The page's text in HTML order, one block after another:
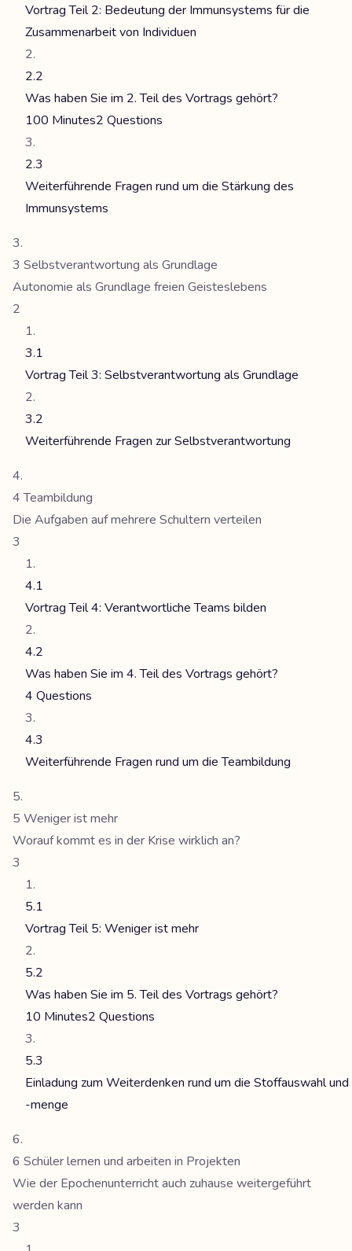
Vortrag Teil 2: Bedeutung der Immunsystems für die
Zusammenarbeit von Individuen
2.2
Was haben Sie im 2. Teil des Vortrags gehört?
100 Minutes2 Questions
2.3
Weiterführende Fragen rund um die Stärkung des
Immunsystems
3 Selbstverantwortung als Grundlage
Autonomie als Grundlage freien Geisteslebens
2
3.1
Vortrag Teil 3: Selbstverantwortung als Grundlage
3.2
Weiterführende Fragen zur Selbstverantwortung
4 Teambildung
Die Aufgaben auf mehrere Schultern verteilen
3
4.1
Vortrag Teil 4: Verantwortliche Teams bilden
4.2
Was haben Sie im 4. Teil des Vortrags gehört?
4 Questions
4.3
Weiterführende Fragen rund um die Teambildung
5 Weniger ist mehr
Worauf kommt es in der Krise wirklich an?
3
5.1
Vortrag Teil 5: Weniger ist mehr
5.2
Was haben Sie im 5. Teil des Vortrags gehört?
10 Minutes2 Questions
5.3
Einladung zum Weiterdenken rund um die Stoffauswahl und
-menge
6 Schüler lernen und arbeiten in Projekten
Wie der Epochenunterricht auch zuhause weitergeführt
werden kann
3